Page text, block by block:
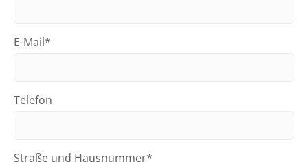
E-Mail*
Telefon
Straße und Hausnummer*